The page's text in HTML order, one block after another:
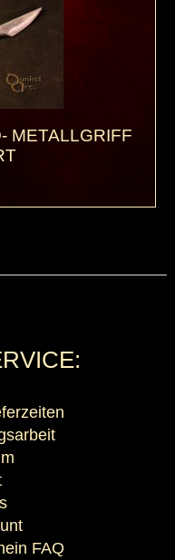
METALLGRIFF
FAQ